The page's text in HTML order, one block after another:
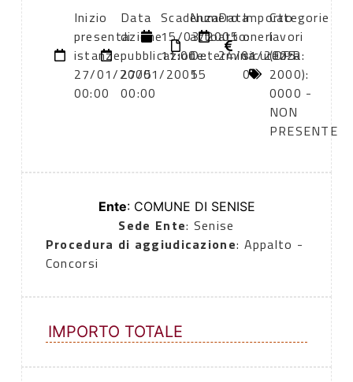
Inizio
presentazione
istanze:
27/01/2005
00:00
Data
di
pubblicazione:
27/01/2005
00:00
Scadenza:
15/03/2005
11:00
Numero
atto:
Determina
15
Data
atto:
24/01/2005
Importo
oneri
sicurezza:
0
Categorie
lavori
(DPR
2000):
0000 -
NON
PRESENTE
Ente: COMUNE DI SENISE
Sede Ente: Senise
Procedura di aggiudicazione: Appalto -
Concorsi
IMPORTO TOTALE